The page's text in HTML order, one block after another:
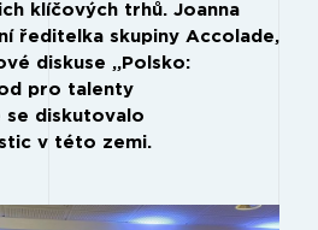
klíčových trhů. Joanna
ředitelka skupiny Accolade,
diskuse „Polsko:
pro talenty
se diskutovalo
v této zemi.